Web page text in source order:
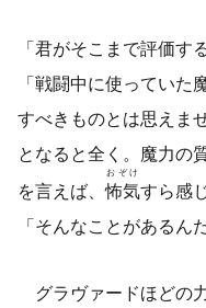
「君がそこまで評価す
「戦闘中に使ってい
すべきものとは思えま
となると全く。魔力の
を言えば、怖気
おぞけ
すら感
「そんなことがあるん
グラヴァードほどの